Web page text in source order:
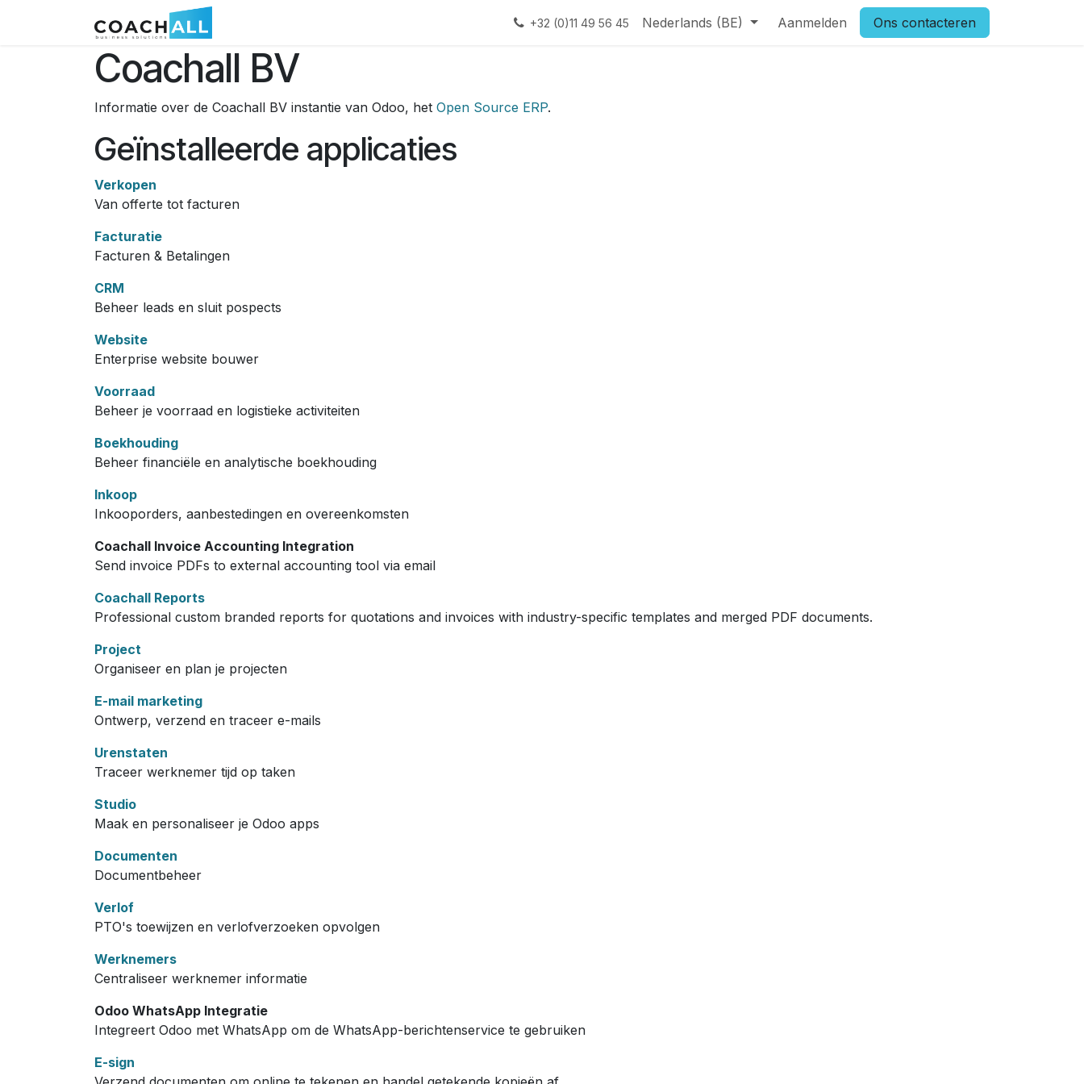
+32 (0)11 49 56 45 Nederlands (BE) Aanmelden Ons contacteren
Coachall BV
Informatie over de Coachall BV instantie van Odoo, het Open Source ERP.
Geïnstalleerde applicaties
Verkopen
Van offerte tot facturen
Facturatie
Facturen & Betalingen
CRM
Beheer leads en sluit pospects
Website
Enterprise website bouwer
Voorraad
Beheer je voorraad en logistieke activiteiten
Boekhouding
Beheer financiële en analytische boekhouding
Inkoop
Inkooporders, aanbestedingen en overeenkomsten
Coachall Invoice Accounting Integration
Send invoice PDFs to external accounting tool via email
Coachall Reports
Professional custom branded reports for quotations and invoices with industry-specific templates and merged PDF documents.
Project
Organiseer en plan je projecten
E-mail marketing
Ontwerp, verzend en traceer e-mails
Urenstaten
Traceer werknemer tijd op taken
Studio
Maak en personaliseer je Odoo apps
Documenten
Documentbeheer
Verlof
PTO's toewijzen en verlofverzoeken opvolgen
Werknemers
Centraliseer werknemer informatie
Odoo WhatsApp Integratie
Integreert Odoo met WhatsApp om de WhatsApp-berichtenservice te gebruiken
E-sign